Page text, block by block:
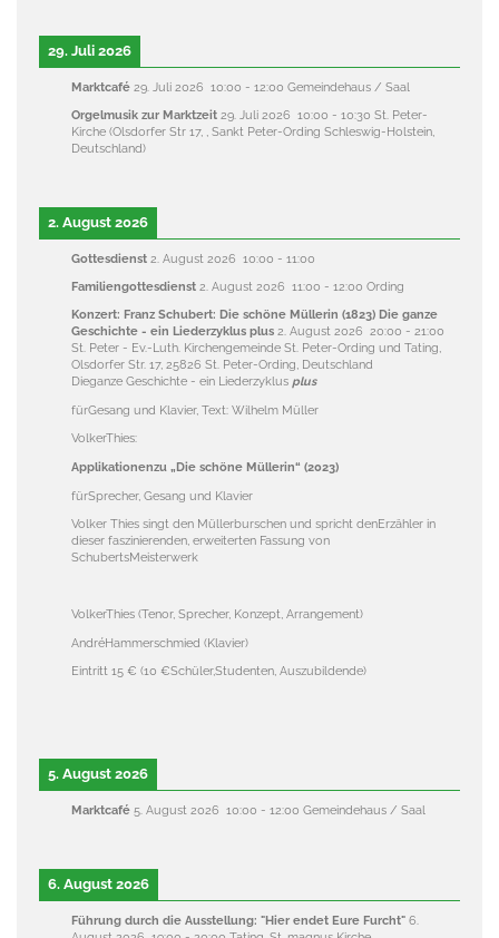
29. Juli 2026
Marktcafé 29. Juli 2026 10:00 - 12:00 Gemeindehaus / Saal
Orgelmusik zur Marktzeit 29. Juli 2026 10:00 - 10:30 St. Peter-
Kirche (Olsdorfer Str 17, , Sankt Peter-Ording Schleswig-Holstein,
Deutschland)
2. August 2026
Gottesdienst 2. August 2026 10:00 - 11:00
Familiengottesdienst 2. August 2026 11:00 - 12:00 Ording
Konzert: Franz Schubert: Die schöne Müllerin (1823) Die ganze
Geschichte - ein Liederzyklus plus 2. August 2026 20:00 - 21:00
St. Peter - Ev.-Luth. Kirchengemeinde St. Peter-Ording und Tating,
Olsdorfer Str. 17, 25826 St. Peter-Ording, Deutschland
Dieganze Geschichte - ein Liederzyklus plus
fürGesang und Klavier, Text: Wilhelm Müller
VolkerThies:
Applikationenzu „Die schöne Müllerin“ (2023)
fürSprecher, Gesang und Klavier
Volker Thies singt den Müllerburschen und spricht denErzähler in
dieser faszinierenden, erweiterten Fassung von
SchubertsMeisterwerk
VolkerThies (Tenor, Sprecher, Konzept, Arrangement)
AndréHammerschmied (Klavier)
Eintritt 15 € (10 €Schüler,Studenten, Auszubildende)
5. August 2026
Marktcafé 5. August 2026 10:00 - 12:00 Gemeindehaus / Saal
6. August 2026
Führung durch die Ausstellung: "Hier endet Eure Furcht" 6.